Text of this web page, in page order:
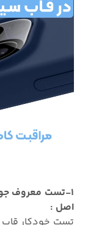
1-تست معروف
اصل :